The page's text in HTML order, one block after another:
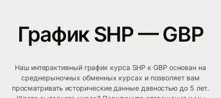
График SHP — GBP
Наш интерактивный график курса SHP к GBP основан на
среднерыночных обменных курсах и позволяет вам
просматривать исторические данные давностью до 5 лет.